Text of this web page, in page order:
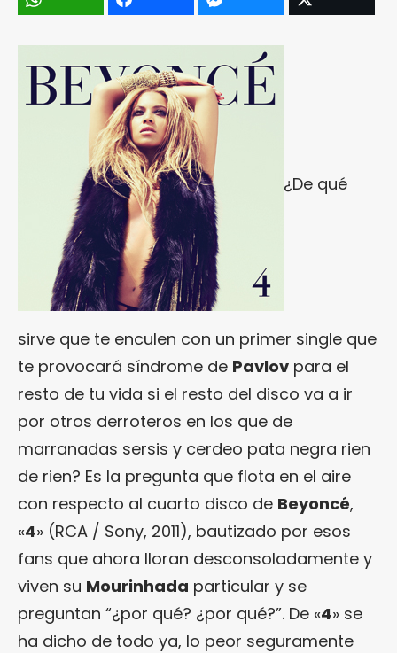
¿De qué
sirve que te enculen con un primer single que
te provocará síndrome de Pavlov para el
resto de tu vida si el resto del disco va a ir
por otros derroteros en los que de
marranadas sersis y cerdeo pata negra rien
de rien? Es la pregunta que flota en el aire
con respecto al cuarto disco de Beyoncé,
«4» (RCA / Sony, 2011), bautizado por esos
fans que ahora lloran desconsoladamente y
viven su Mourinhada particular y se
preguntan “¿por qué? ¿por qué?”. De «4» se
ha dicho de todo ya, lo peor seguramente